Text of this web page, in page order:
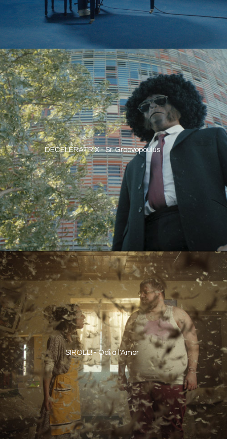
DECELERATRIX - Sr. Groovopoulus
SIROLL! - Odi a l'Amor